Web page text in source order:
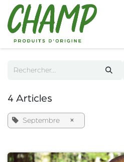
Se rendre au contenu
4 Articles
Septembre ×